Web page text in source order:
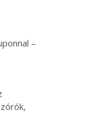
válogatás:
okosóra
–